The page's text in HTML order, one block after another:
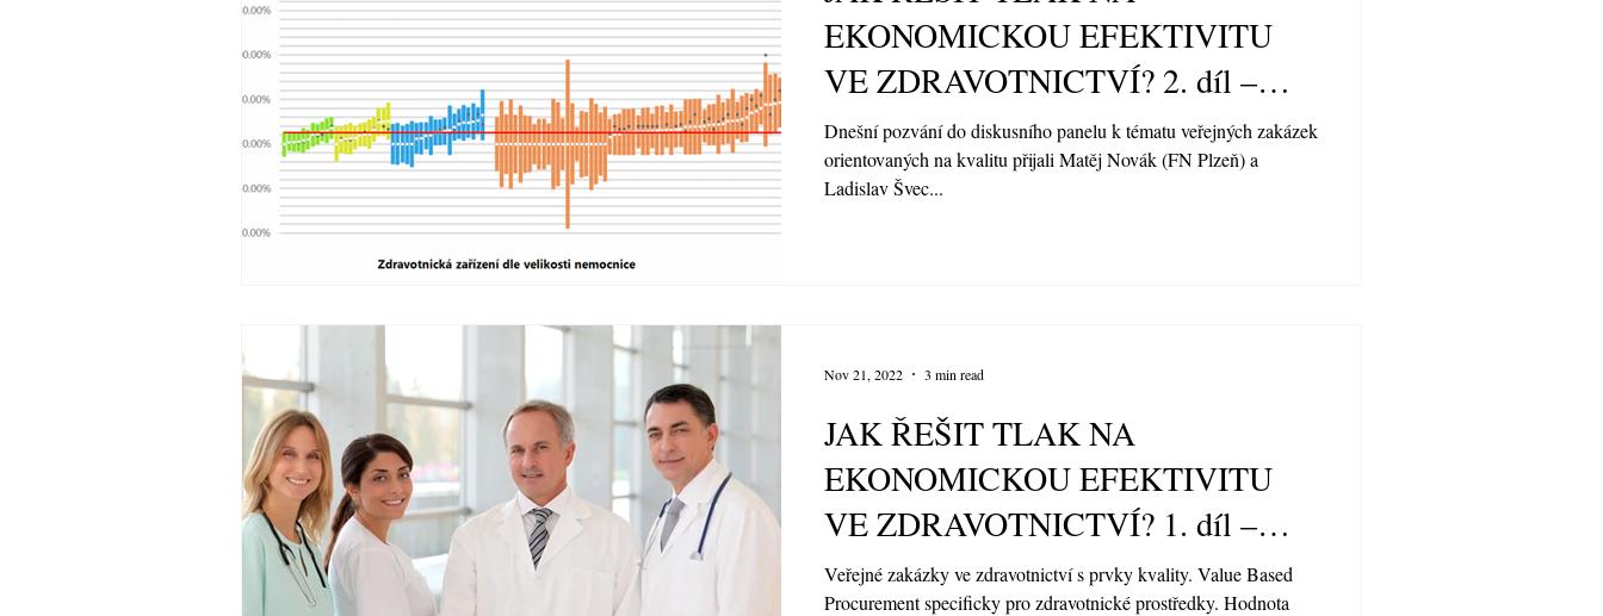
EKONOMICKOU EFEKTIVITU
VE ZDRAVOTNICTVÍ? 2. díl –
záznam webináře
Dnešní pozvání do diskusního panelu k tématu veřejných zakázek
orientovaných na kvalitu přijali Matěj Novák (FN Plzeň) a
Ladislav Švec...
JAK ŘEŠIT TLAK NA
EKONOMICKOU EFEKTIVITU
VE ZDRAVOTNICTVÍ? 1. díl –
záznam webináře
Veřejné zakázky ve zdravotnictví s prvky kvality. Value Based
Procurement specificky pro zdravotnické prostředky. Hodnota
Nov 21, 2022 3 min read